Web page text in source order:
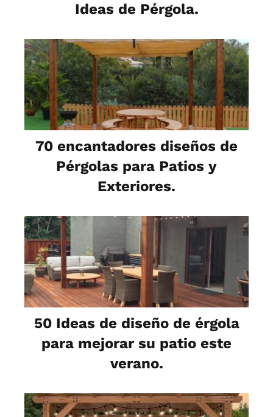
Ideas de Pérgola.
70 encantadores diseños de
Pérgolas para Patios y
Exteriores.
50 Ideas de diseño de érgola
para mejorar su patio este
verano.